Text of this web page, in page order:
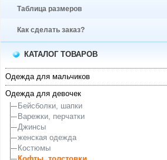
Таблица размеров
Как сделать заказ?
КАТАЛОГ ТОВАРОВ
Одежда для мальчиков
Одежда для девочек
Бейсболки, шапки
Варежки, перчатки
Джинсы
женская одежда
Костюмы